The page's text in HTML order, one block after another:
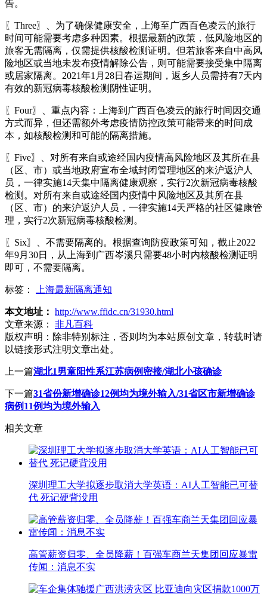
告。
〖Three〗、为了确保健康安全，上海至广西百色凌云的旅行
时间可能需要考虑多种因素。根据最新的政策，低风险地区的
旅客无需隔离，仅需提供核酸检测证明。但若旅客来自中高风
险地区或当地未发布疫情解除公告，则可能需要接受集中隔离
或居家隔离。2021年1月28日春运期间，返乡人员需持有7天内
有效的新冠病毒核酸检测阴性证明。
〖Four〗、重点内容：上海到广西百色凌云的旅行时间因交通
方式而异，但还需额外考虑疫情防控政策可能带来的时间成
本，如核酸检测和可能的隔离措施。
〖Five〗、对所有来自或途经国内疫情高风险地区及其所在县
（区、市）或当地政府宣布全域封闭管理地区的来沪返沪人
员，一律实施14天集中隔离健康观察，实行2次新冠病毒核酸
检测。对所有来自或途经国内疫情中风险地区及其所在县
（区、市）的来沪返沪人员，一律实施14天严格的社区健康管
理，实行2次新冠病毒核酸检测。
〖Six〗、不需要隔离的。根据查询防疫政策可知，截止2022
年9月30日，从上海到广西岑溪只需要48小时内核酸检测证明
即可，不需要隔离。
标签： 上海最新隔离通知
本文地址： http://www.ffidc.cn/31930.html
文章来源：
非凡百科
版权声明： 除非特别标注，否则均为本站原创文章，转载时请
以链接形式注明文章出处。
上一篇湖北1男童阳性系江苏病例密接/湖北小孩确诊
下一篇31省份新增确诊12例均为境外输入/31省区市新增确诊
病例11例均为境外输入
相关文章
深圳理工大学拟逐步取消大学英语：AI人工智能已可替
代 死记硬背没用
高管薪资归零、全员降薪！百强车商兰天集团回应暴雷
传闻：消息不实